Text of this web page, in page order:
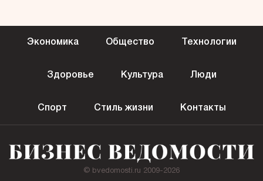
Экономика Общество Технологии
Здоровье Культура Люди
Спорт Стиль жизни Контакты
© bvedomosti.ru 2009-2026